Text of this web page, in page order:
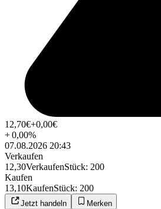
12,70€+0,00€
+0,00%
07.08.2026 20:43
Verkaufen
12,30VerkaufenStück: 200
Kaufen
13,10KaufenStück: 200
Jetzt handeln Merken